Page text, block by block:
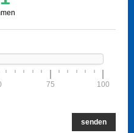
75 100
senden